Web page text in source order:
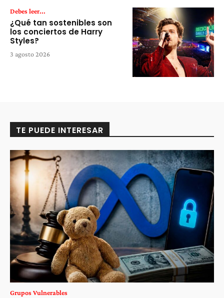
Debes leer...
¿Qué tan sostenibles son
los conciertos de Harry
Styles?
3 agosto 2026
TE PUEDE INTERESAR
Grupos Vulnerables